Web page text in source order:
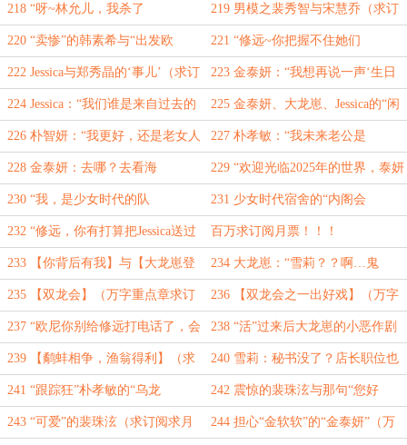
了】（求订阅求月票） （求订阅求月票）
218 “呀~林允儿，我杀了
你！！！”（求订阅求月票）
219 男模之裴秀智与宋慧乔（求订
阅求月票）
220 “卖惨”的韩素希与“出发欧
洲”（求订阅求月票）
221 “修远~你把握不住她们
的！！”（求订阅求月票）
222 Jessica与郑秀晶的‘事儿’（求订
阅求月票）
223 金泰妍：“我想再说一声‘生日
快乐’”（求订阅求月票）
224 Jessica：“我们谁是来自过去的
人呢？”（求订阅求月票）
225 金泰妍、大龙崽、Jessica的“闲
聊”（万字求订阅求月票）
226 朴智妍：“我更好，还是老女人
更厉害？”（万字求订阅求月票）
227 朴孝敏：“我未来老公是
谁？”（万字求订阅求月票）
228 金泰妍：去哪？去看海
啊！！！（万字求订阅求月票）
229 “欢迎光临2025年的世界，泰妍
~”（万字求订阅求月票）
230 “我，是少女时代的队
长。”（万字求订阅求月票）
231 少女时代宿舍的“内阁会
议”（万字求订阅求月票）
232 “修远，你有打算把Jessica送过
来吗”（万字求订阅求月票）
百万求订阅月票！！！
233 【你背后有我】与【大龙崽登
门】（万字求订阅求月票）
234 大龙崽：“雪莉？？啊…鬼
啊……”（求订阅求月票）
235 【双龙会】（万字重点章求订
阅求月票）
236 【双龙会之一出好戏】（万字
重点章求订阅求月票）
237 “欧尼你别给修远打电话了，会
让我误会的~”（求订阅求月票）
238 “活”过来后大龙崽的小恶作剧
（求订阅求月票）
239 【鹬蚌相争，渔翁得利】（求
订阅求月票）
240 雪莉：秘书没了？店长职位也
要丢？？（求订阅求月票）
241 “跟踪狂”朴孝敏的“乌龙
事”（求订阅求月票）
242 震惊的裴珠泫与那句“您好
~”（万字求订阅求月票）
243 “可爱”的裴珠泫（求订阅求月 244 担心“金软软”的“金泰妍”（万